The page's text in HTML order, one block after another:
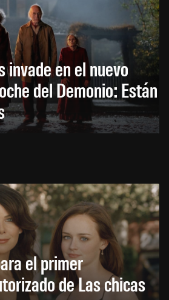
invade en el nuevo
del Demonio: Están
el primer
de Las chicas